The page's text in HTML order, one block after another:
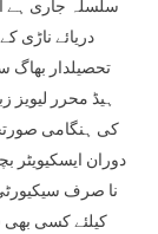
سلسلہ جاری ہے
دریائے ناڑی
تحصیلدار بھاگ
ہیڈ محرر لیویز
کی ہنگامی
دوران ایسکیویٹر
نا صرف
کیلئے کسی بھی